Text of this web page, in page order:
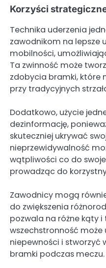
Korzyści
Technika uderzenia
zawodnikom na lepsze
mobilności,
Ta zwinność może
zdobycia bramki, które
przy tradycyjnych
Dodatkowo, użycie
dezinformację,
skuteczniej ukrywać
nieprzewidywalność
wątpliwości co do
prowadząc do
Zawodnicy mogą
do zwiększenia
pozwala na różne kąty i
wszechstronność
niepewności i stworzyć
bramki podczas meczu.